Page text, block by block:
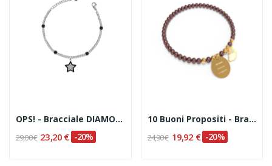
OPS! - Bracciale DIAMOND PAINT
29,00 € 23,20 € -20%
10 Buoni Propositi - Bracciale Bon Bon "Da Oggi...
24,90 € 19,92 € -20%